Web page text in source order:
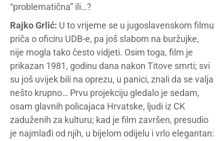
“problematična” ili…?
Rajko Grlić: U to vrijeme se u jugoslavenskom filmu
priča o oficiru UDB-e, pa još slabom na buržujke,
nije mogla tako često vidjeti. Osim toga, film je
prikazan 1981, godinu dana nakon Titove smrti; svi
su još uvijek bili na oprezu, u panici, znali da se valja
nešto krupno… Prvu projekciju gledalo je sedam,
osam glavnih policajaca Hrvatske, ljudi iz CK
zaduženih za kulturu; kad je film završen, presudio
je najmlađi od njih, u bijelom odijelu i vrlo elegantan: